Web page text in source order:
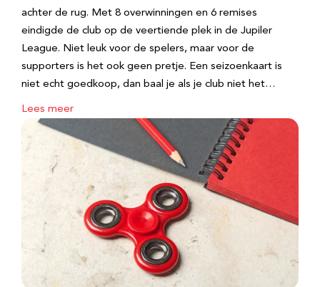
achter de rug. Met 8 overwinningen en 6 remises
eindigde de club op de veertiende plek in de Jupiler
League. Niet leuk voor de spelers, maar voor de
supporters is het ook geen pretje. Een seizoenkaart is
niet echt goedkoop, dan baal je als je club niet het…
Lees meer